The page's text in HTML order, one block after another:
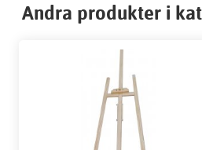
Andra produkter i